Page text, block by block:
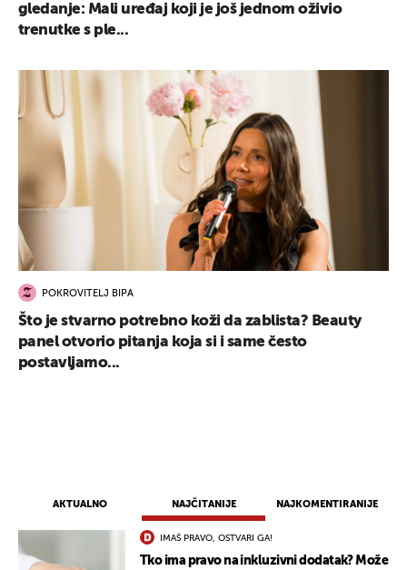
AKTUALNO NAJČITANIJE NAJKOMENTIRANIJE
IMAŠ PRAVO, OSTVARI GA!
Tko ima pravo na inkluzivni dodatak? Može
gledanje: Mali uređaj koji je još jednom oživio
trenutke s ple...
POKROVITELJ BIPA
Što je stvarno potrebno koži da zablista? Beauty
panel otvorio pitanja koja si i same često
postavljamo...